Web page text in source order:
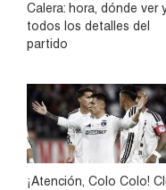
Calera: hora, dónde ver
todos los detalles del
partido
¡Atención, Colo Colo!